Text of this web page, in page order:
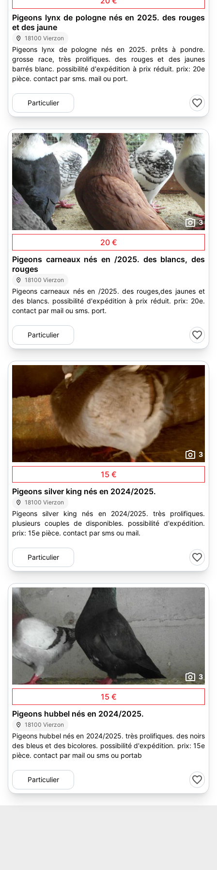
Pigeons lynx de pologne nés en 2025. des rouges
et des jaune
18100 Vierzon
Pigeons lynx de pologne nés en 2025. prêts à pondre.
grosse race, très prolifiques. des rouges et des jaunes
barrés blanc. possibilité d'expédition à prix réduit. prix: 20e
pièce. contact par sms. mail ou port.
Particulier
3
20 €
Pigeons carneaux nés en /2025. des blancs, des
rouges
18100 Vierzon
Pigeons carneaux nés en /2025. des rouges,des jaunes et
des blancs. possibilité d'expédition à prix réduit. prix: 20e.
contact par mail ou sms. port.
Particulier
3
15 €
Pigeons silver king nés en 2024/2025.
18100 Vierzon
Pigeons silver king nés en 2024/2025. très prolifiques.
plusieurs couples de disponibles. possibilité d'expédition.
prix: 15e pièce. contact par sms ou mail.
Particulier
3
15 €
Pigeons hubbel nés en 2024/2025.
18100 Vierzon
Pigeons hubbel nés en 2024/2025. très prolifiques. des noirs
des bleus et des bicolores. possibilité d'expédition. prix: 15e
pièce. contact par mail ou sms ou portab
Particulier